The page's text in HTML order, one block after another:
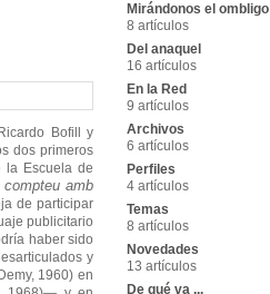
Bofill y
dos primeros
la Escuela de
compteu amb
de participar
publicitario
haber sido
y
1960) en
Mirándonos el ombligo
8 artículos
Del anaquel
16 artículos
En la Red
9 artículos
Archivos
6 artículos
Perfiles
4 artículos
Temas
8 artículos
Novedades
13 artículos
De qué va ...